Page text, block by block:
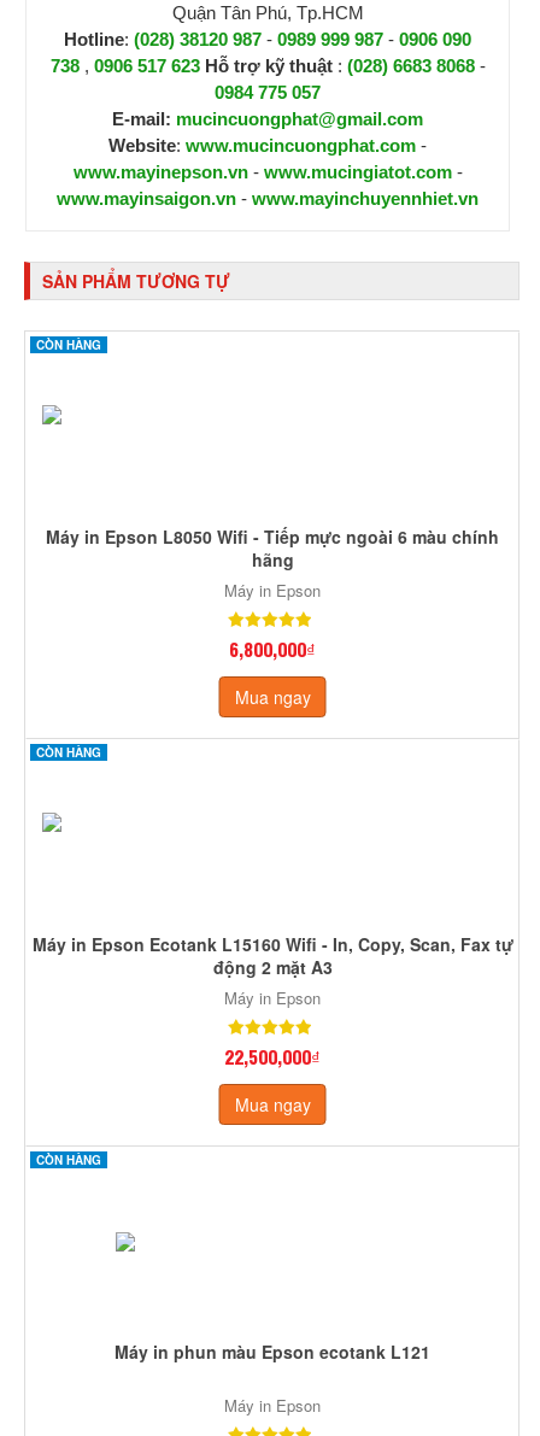
Quận Tân Phú, Tp.HCM
Hotline: (028) 38120 987 - 0989 999 987 - 0906 090
738, 0906 517 623 Hỗ trợ kỹ thuật : (028) 6683 8068-
0984 775 057
E-mail: mucincuongphat@gmail.com
Website: www.mucincuongphat.com -
www.mayinepson.vn- www.mucingiatot.com-
www.mayinsaigon.vn - www.mayinchuyennhiet.vn
SẢN PHẨM TƯƠNG TỰ
CÒN HÀNG
Máy in Epson L8050 Wifi - Tiếp mực ngoài 6 màu chính
hãng
Máy in Epson
6,800,000₫
Mua ngay
CÒN HÀNG
Máy in Epson Ecotank L15160 Wifi - In, Copy, Scan, Fax tự
động 2 mặt A3
Máy in Epson
22,500,000₫
Mua ngay
CÒN HÀNG
Máy in phun màu Epson ecotank L121
Máy in Epson